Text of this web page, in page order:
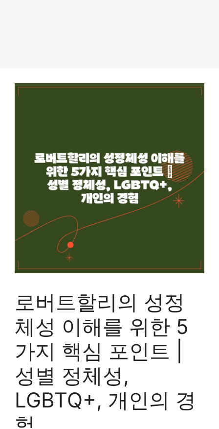
로버트할리의 성정
체성 이해를 위한 5
가지 핵심 포인트 |
성별 정체성,
LGBTQ+, 개인의 경